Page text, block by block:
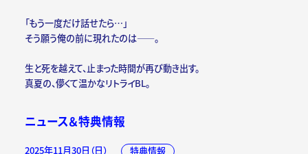
「もう一度だけ話せたら…」
そう願う俺の前に現れたのは――。
生と死を越えて、止まった時間が再び動き出す。
真夏の、儚くて温かなリトライBL。
ニュース＆特典情報
2025年11月30日（日）
特典情報